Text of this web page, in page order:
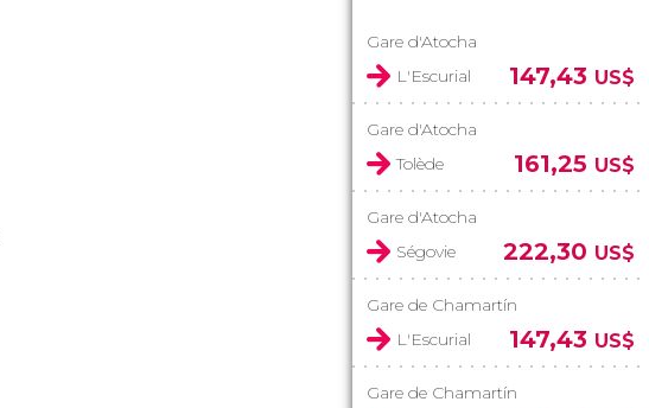
Gare d'Atocha
L'Escurial
147,43 US$
Gare d'Atocha
Tolède
161,25 US$
Gare d'Atocha
Ségovie
222,30 US$
Gare de Chamartín
L'Escurial
147,43 US$
Gare de Chamartín